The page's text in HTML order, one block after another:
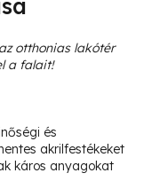
otthonias lakótér
a falait!
és
akrilfestékeket
káros anyagokat